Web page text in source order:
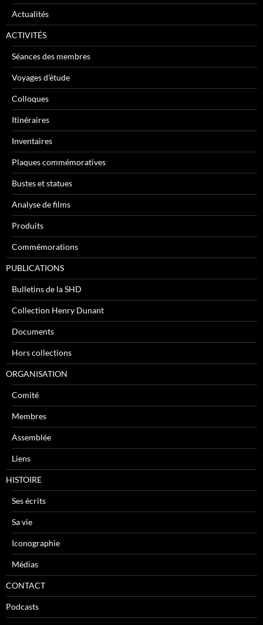
Actualités
ACTIVITÉS
Séances des membres
Voyages d’étude
Colloques
Itinéraires
Inventaires
Plaques commémoratives
Bustes et statues
Analyse de films
Produits
Commémorations
PUBLICATIONS
Bulletins de la SHD
Collection Henry Dunant
Documents
Hors collections
ORGANISATION
Comité
Membres
Assemblée
Liens
HISTOIRE
Ses écrits
Sa vie
Iconographie
Médias
CONTACT
Podcasts